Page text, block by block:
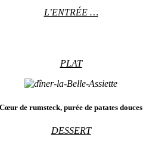
L’ENTRÉE …
PLAT
Cœur de rumsteck, purée de patates douces
DESSERT